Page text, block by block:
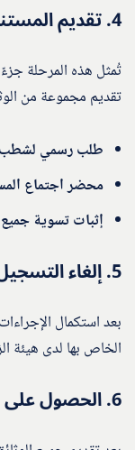
4. تقديم
تُمثل هذه المرحلة
تقديم مجموعة من
طلب رسمي لشطب
محضر اجتماع
إثبات تسوية
5. إلغاء
بعد استكمال
الخاص بها لدى هيئة
6. الحصول